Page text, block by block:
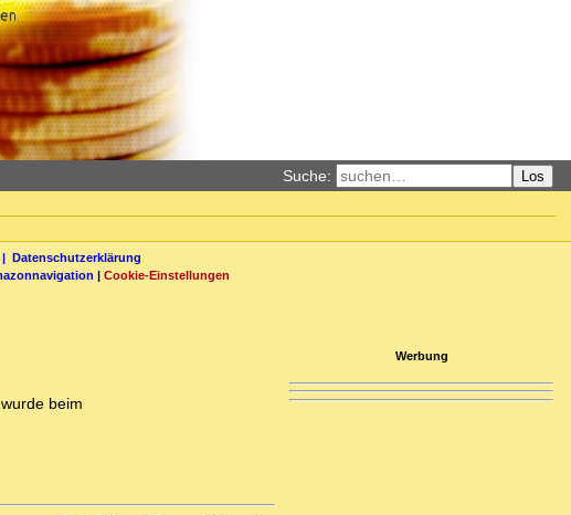
Suche: Los
| Datenschutzerklärung
| Cookie-Einstellungen
beim
Werbung